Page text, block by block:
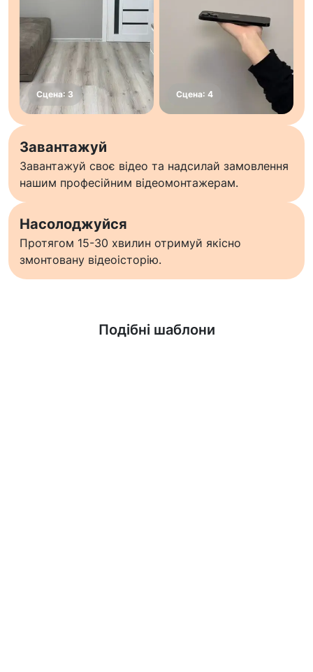
Завантажуй
Завантажуй своє відео та надсилай замовлення
нашим професійним відеомонтажерам.
Насолоджуйся
Протягом 15-30 хвилин отримуй якісно
змонтовану відеоісторію.
Подібні шаблони
Дізнатися більше